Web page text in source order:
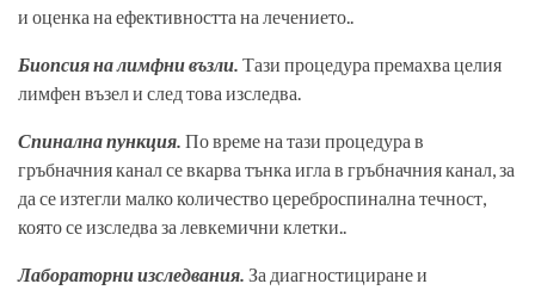
и оценка на ефективността на лечението..
Биопсия на лимфни възли. Тази процедура премахва целия
лимфен възел и след това изследва.
Спинална пункция. По време на тази процедура в
гръбначния канал се вкарва тънка игла в гръбначния канал, за
да се изтегли малко количество цереброспинална течност,
която се изследва за левкемични клетки..
Лабораторни изследвания. За диагностициране и